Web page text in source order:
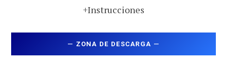
+Instrucciones
— ZONA DE DESCARGA —